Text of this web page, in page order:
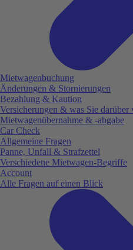
Mietwagenbuchung
Änderungen & Stornierungen
Bezahlung & Kaution
Versicherungen & was Sie darüber
Mietwagenübernahme & -abgabe
Car Check
Allgemeine Fragen
Panne, Unfall & Strafzettel
Verschiedene Mietwagen-Begriffe
Account
Alle Fragen auf einen Blick